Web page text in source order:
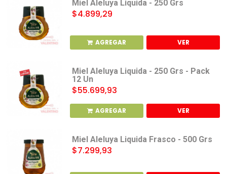
Miel Aleluya Liquida - 250 Grs
$4.899,29
AGREGAR VER
Miel Aleluya Liquida - 250 Grs - Pack
12 Un
$55.699,93
AGREGAR VER
Miel Aleluya Liquida Frasco - 500 Grs
$7.299,93